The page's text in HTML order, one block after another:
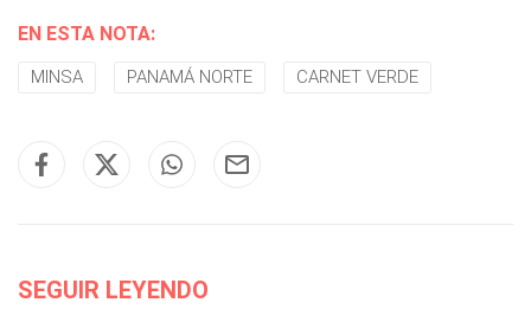
EN ESTA NOTA:
MINSA PANAMÁ NORTE CARNET VERDE
SEGUIR LEYENDO